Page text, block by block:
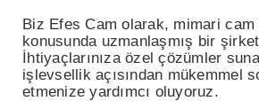
Biz Efes Cam olarak, mimari cam
konusunda uzmanlaşmış bir
İhtiyaçlarınıza özel çözümler
işlevsellik açısından mükemmel
etmenize yardımcı oluyoruz.